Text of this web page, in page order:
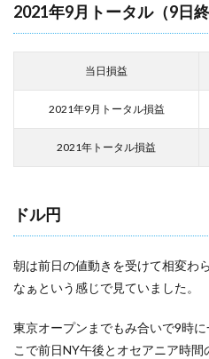
2021年9月トータル（9日終
当日損益
2021年9月トータル損益
2021年トータル損益
ドル円
朝は前日の値動きを受けて相変わ
なぁという感じで見ていました。
東京オープンまでもみ合いで9時
こで前日NY午後とオセアニア時間